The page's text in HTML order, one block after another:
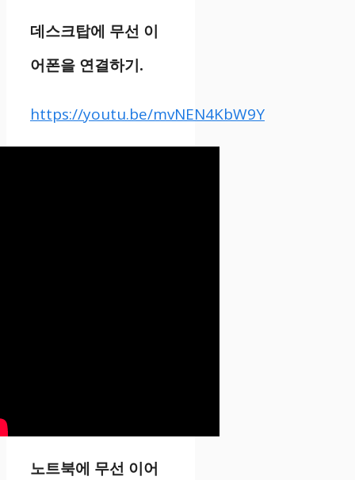
데스크탑에 무선 이
어폰을 연결하기.
https://youtu.be/mvNEN4KbW9Y
노트북에 무선 이어